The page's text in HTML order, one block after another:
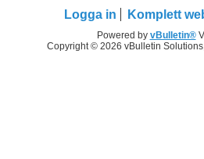
Logga in Komplett
Powered by vBulletin®
Copyright © 2026 vBulletin